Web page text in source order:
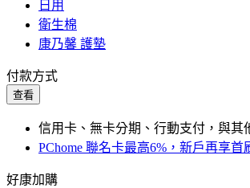
日用
衛生棉
康乃馨 護墊
付款方式
查看
信用卡、無卡分期、行動支付，與其
PChome 聯名卡最高6%，新戶再享首
好康加購